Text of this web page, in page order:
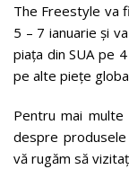
The Freestyle va
5 – 7 ianuarie și
piața din SUA pe
pe alte piețe
Pentru mai multe
despre produsele
vă rugăm să